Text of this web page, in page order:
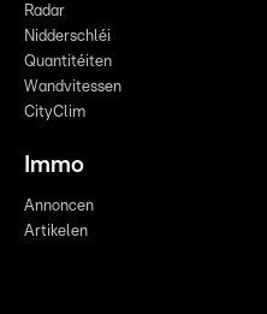
Radar
Nidderschléi
Quantitéiten
Wandvitessen
CityClim
Immo
Annoncen
Artikelen